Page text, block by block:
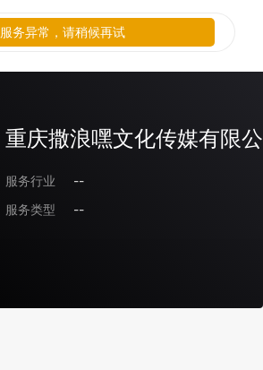
重庆撒浪嘿文化传媒有限
服务行业
--
服务类型
--
服务异常，请稍候再试